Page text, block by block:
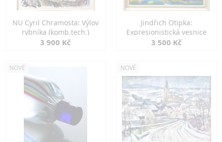
NU Cyril Chramosta: Výlov
rybníka (komb.tech.)
3 900 Kč
Jindřich Otipka:
Expresionistická vesnice
3 500 Kč
NOVÉ NOVÉ